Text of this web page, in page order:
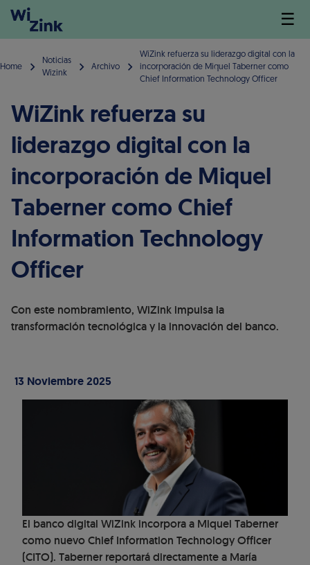
☰
Home
Noticias
Wizink
Archivo
WiZink refuerza su liderazgo digital con la
incorporación de Miquel Taberner como
Chief Information Technology Officer
WiZink refuerza su
liderazgo digital con la
incorporación de Miquel
Taberner como Chief
Information Technology
Officer
Con este nombramiento, WiZink impulsa la
transformación tecnológica y la innovación del banco.
13 Noviembre 2025
El banco digital WiZink incorpora a Miquel Taberner
como nuevo Chief Information Technology Officer
(CITO). Taberner reportará directamente a María